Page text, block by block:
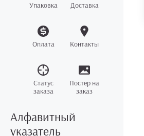
Упаковка Доставка
Оплата Контакты
Статус
заказа
Постер на
заказ
Алфавитный
указатель